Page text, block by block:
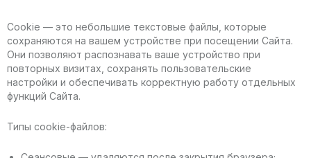
Cookie — это небольшие текстовые файлы, которые
сохраняются на вашем устройстве при посещении Сайта.
Они позволяют распознавать ваше устройство при
повторных визитах, сохранять пользовательские
настройки и обеспечивать корректную работу отдельных
функций Сайта.
Типы cookie-файлов: